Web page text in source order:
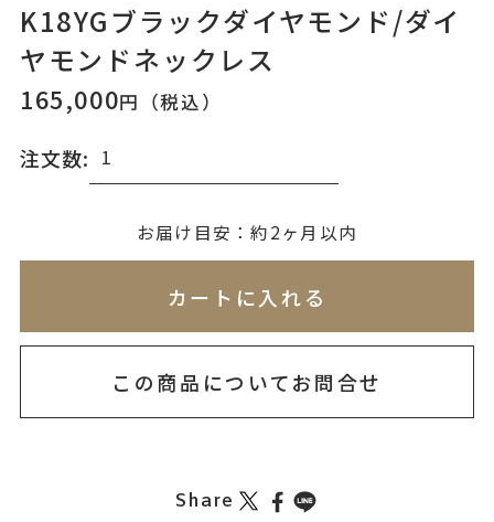
K18YGブラックダイヤモンド/ダイ
ヤモンドネックレス
165,000円（税込）
注文数:
(刻印について)※必ず選択ください
お届け目安：約2ヶ月以内
カートに入れる
この商品についてお問合せ
Share